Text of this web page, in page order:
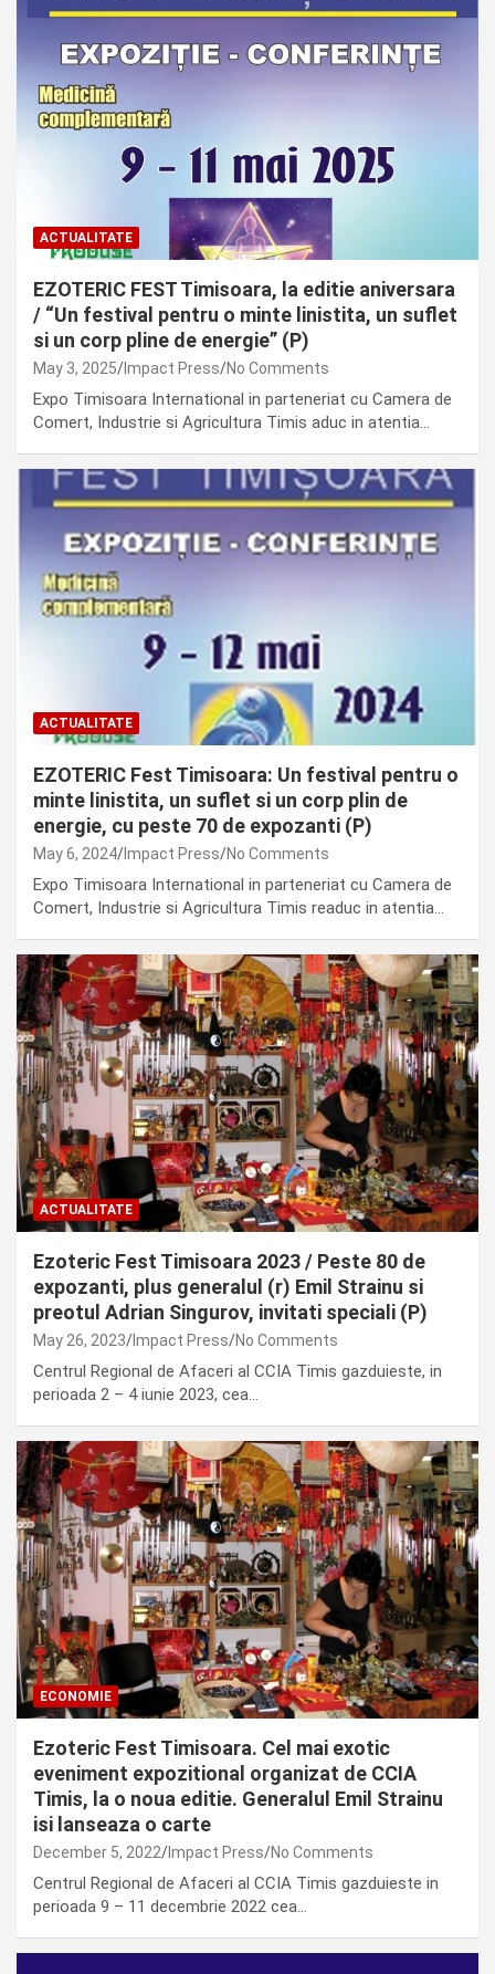
ACTUALITATE
EZOTERIC FEST Timisoara, la editie aniversara
/ “Un festival pentru o minte linistita, un suflet
si un corp pline de energie” (P)
May 3, 2025 Impact Press No Comments
Expo Timisoara International in parteneriat cu Camera de
Comert, Industrie si Agricultura Timis aduc in atentia…
ACTUALITATE
EZOTERIC Fest Timisoara: Un festival pentru o
minte linistita, un suflet si un corp plin de
energie, cu peste 70 de expozanti (P)
May 6, 2024 Impact Press No Comments
Expo Timisoara International in parteneriat cu Camera de
Comert, Industrie si Agricultura Timis readuc in atentia…
ACTUALITATE
Ezoteric Fest Timisoara 2023 / Peste 80 de
expozanti, plus generalul (r) Emil Strainu si
preotul Adrian Singurov, invitati speciali (P)
May 26, 2023 Impact Press No Comments
Centrul Regional de Afaceri al CCIA Timis gazduieste, in
perioada 2 – 4 iunie 2023, cea…
ECONOMIE
Ezoteric Fest Timisoara. Cel mai exotic
eveniment expozitional organizat de CCIA
Timis, la o noua editie. Generalul Emil Strainu
isi lanseaza o carte
December 5, 2022 Impact Press No Comments
Centrul Regional de Afaceri al CCIA Timis gazduieste in
perioada 9 – 11 decembrie 2022 cea…